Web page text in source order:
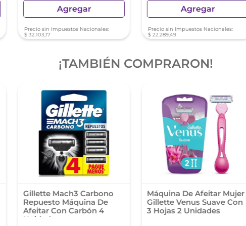
Agregar
Precio sin Impuestos Nacionales:
$ 32.103,17
Agregar
Precio sin Impuestos Nacionales:
$ 22.289,49
¡TAMBIÉN COMPRARON!
Gillette Mach3 Carbono
Repuesto Máquina De
Afeitar Con Carbón 4
Unidades
Máquina De Afeitar Mujer
Gillette Venus Suave Con
3 Hojas 2 Unidades